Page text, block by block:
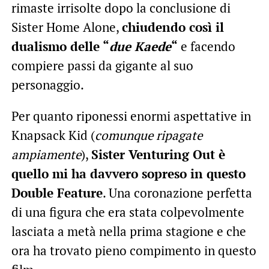
rimaste irrisolte dopo la conclusione di
Sister Home Alone,chiudendo così il
dualismo delle “due Kaede“ e facendo
compiere passi da gigante al suo
personaggio.
Per quanto riponessi enormi aspettative in
Knapsack Kid (comunque ripagate
ampiamente), Sister Venturing Out è
quello mi ha davvero sopreso in questo
Double Feature. Una coronazione perfetta
di una figura che era stata colpevolmente
lasciata a metà nella prima stagione e che
ora ha trovato pieno compimento in questo